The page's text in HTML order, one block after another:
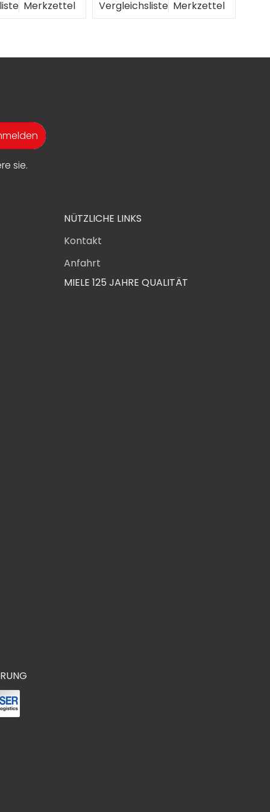
Merkzettel Vergleichsliste Merkzettel
sie.
NÜTZLICHE LINKS
Kontakt
Anfahrt
MIELE 125 JAHRE QUALITÄT